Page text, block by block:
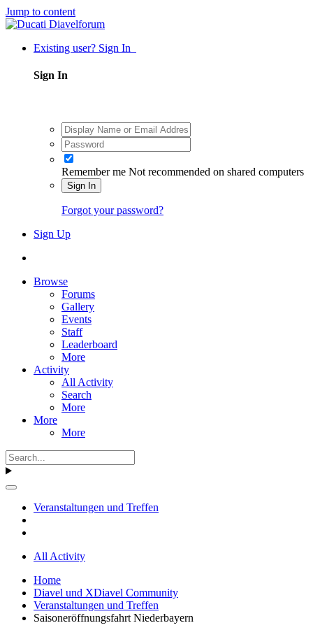
Jump to content
Existing user? Sign In
Sign In
Remember me Not recommended on shared computers
Sign In
Forgot your password?
Sign Up
Browse
Forums
Gallery
Events
Staff
Leaderboard
More
Activity
All Activity
Search
More
More
More
Veranstaltungen und Treffen
All Activity
Home
Diavel und XDiavel Community
Veranstaltungen und Treffen
Saisoneröffnungsfahrt Niederbayern